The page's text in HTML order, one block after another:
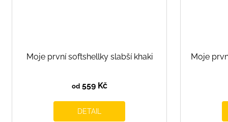
Moje první softshellky slabší khaki
od559 Kč
DETAIL
Moje